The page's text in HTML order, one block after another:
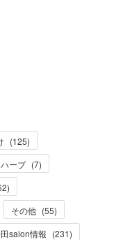
(125)
ハーブ (7)
)
その他 (55)
salon情報 (231)